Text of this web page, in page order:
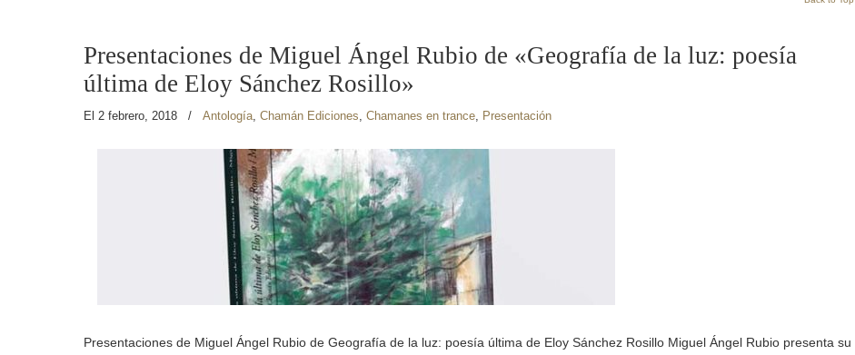
Presentaciones de Miguel Ángel Rubio de «Geografía de la luz: poesía
última de Eloy Sánchez Rosillo»
El 2 febrero, 2018 / Antología, Chamán Ediciones, Chamanes en trance, Presentación
Presentaciones de Miguel Ángel Rubio de Geografía de la luz: poesía última de Eloy Sánchez Rosillo Miguel Ángel Rubio presenta su